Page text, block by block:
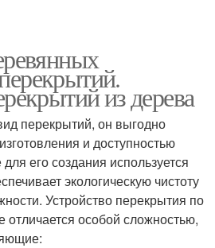
из дерева
перекрытий, он выгодно
и доступностью
его создания используется
экологическую чистоту
Устройство перекрытия по
особой сложностью,